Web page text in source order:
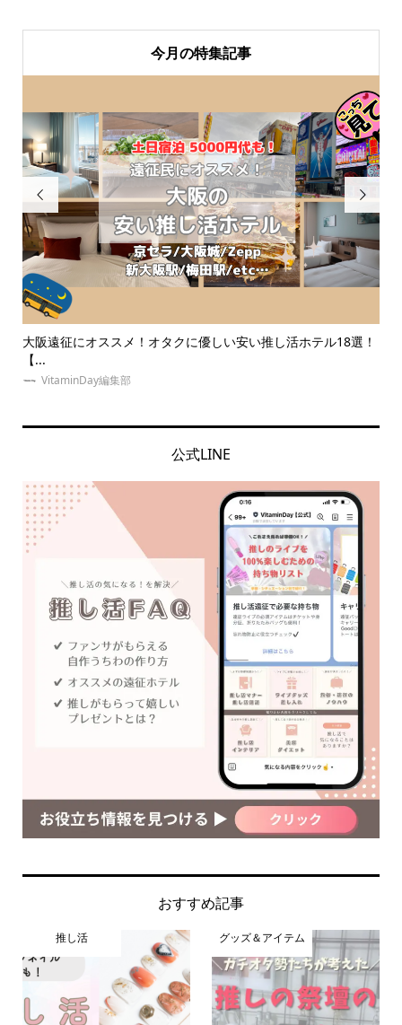
今月の特集記事

しい安い推し活ホテル18選！ 推し・本人不在の誕生日会で準備す

公式LINE
おすすめ記事
推し活 グッズ＆アイテム